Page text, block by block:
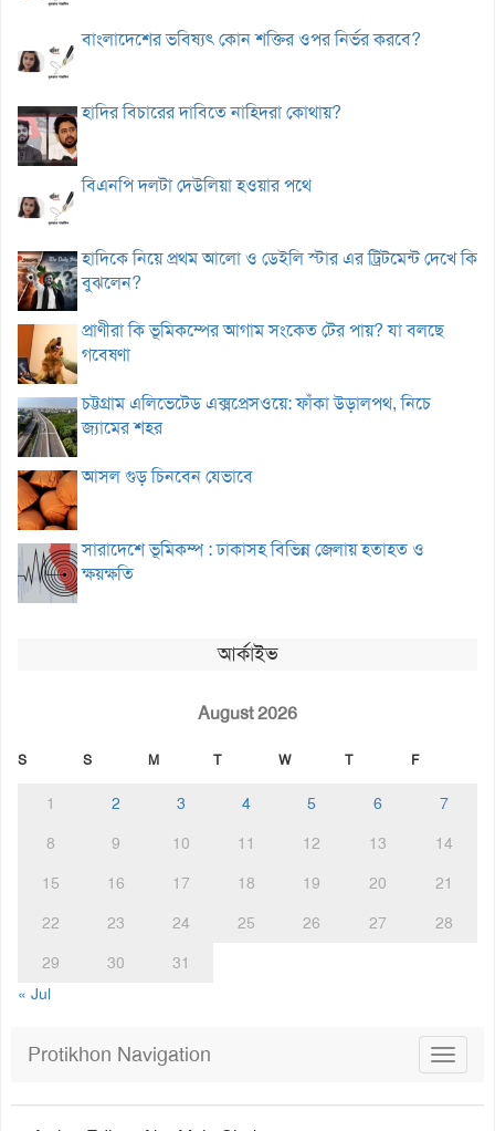
বাংলাদেশের ভবিষ্যৎ কোন শক্তির ওপর নির্ভর করবে?
হাদির বিচারের দাবিতে নাহিদরা কোথায়?
বিএনপি দলটা দেউলিয়া হওয়ার পথে
হাদিকে নিয়ে প্রথম আলো ও ডেইলি স্টার এর ট্রিটমেন্ট দেখে কি
বুঝলেন?
প্রাণীরা কি ভূমিকম্পের আগাম সংকেত টের পায়? যা বলছে
গবেষণা
চট্টগ্রাম এলিভেটেড এক্সপ্রেসওয়ে: ফাঁকা উড়ালপথ, নিচে
জ্যামের শহর
আসল গুড় চিনবেন যেভাবে
সারাদেশে ভূমিকম্প : ঢাকাসহ বিভিন্ন জেলায় হতাহত ও
ক্ষয়ক্ষতি
আর্কাইভ
August 2026
S S M T W T F
1 2 3 4 5 6
7
8
9 10 11 12 13
14
15
16 17 18 19 20
21
22
23 24 25 26 27
28
29
30
31
« Jul
Toggle
Protikhon Navigation